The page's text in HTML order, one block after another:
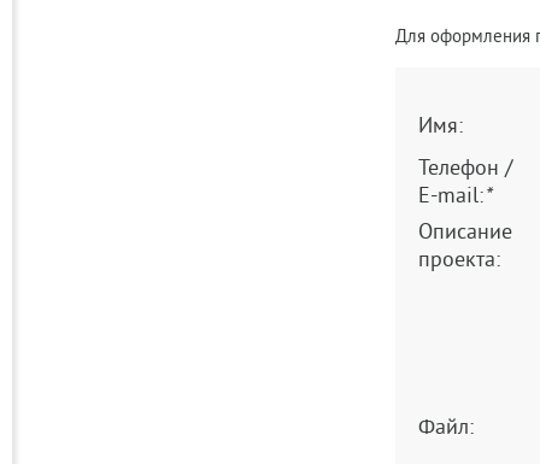
Для оформления
Имя:
Телефон /
E-mail:*
Описание
проекта:
Файл: